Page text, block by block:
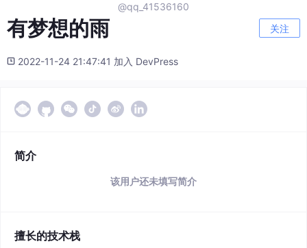
@qq_41536160
有梦想的雨 关注
2022-11-24 21:47:41 加入 DevPress
简介
该用户还未填写简介
擅长的技术栈